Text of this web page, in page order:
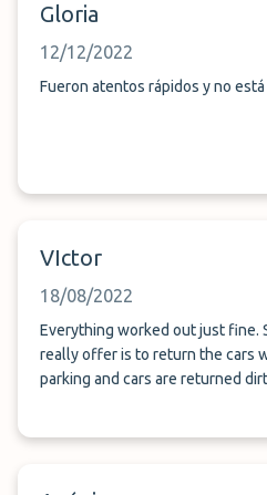
Gloria
12/12/2022
Fueron atentos rápidos y no
VIctor
18/08/2022
Everything worked out just fine.
really offer is to return the cars
parking and cars are returned